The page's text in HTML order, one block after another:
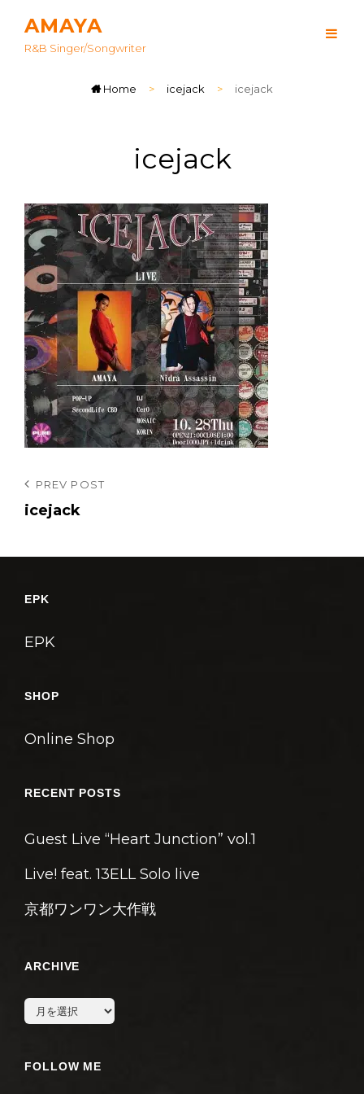
AMAYA
R&B Singer/songwriter
Home > icejack > icejack
icejack
投
稿
ゲ
シ
ン
Previous
Post
PREV POST
icejack
EPK
EPK
SHOP
Online Shop
RECENT POSTS
Guest Live “Heart Junction” vol.1
Live! feat. 13ELL Solo live
京都ワンワン大作戦
ARCHIVE
archive
FOLLOW ME